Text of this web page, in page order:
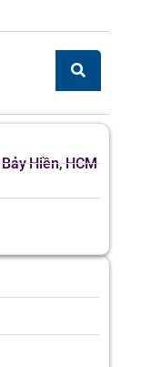
Hiền, HCM